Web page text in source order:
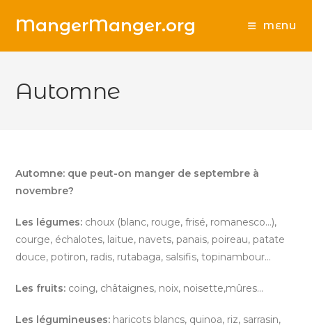
MangerManger.org MENU
Automne
Automne: que peut-on manger de septembre à
novembre?
Les légumes: choux (blanc, rouge, frisé, romanesco…),
courge, échalotes, laitue, navets, panais, poireau, patate
douce, potiron, radis, rutabaga, salsifis, topinambour…
Les fruits: coing, châtaignes, noix, noisette,mûres…
Les légumineuses: haricots blancs, quinoa, riz, sarrasin,